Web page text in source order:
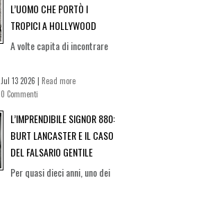
L’UOMO CHE PORTÒ I
TROPICI A HOLLYWOOD
A volte capita di incontrare
Jul 13 2026 | Read more
0 Commenti
L’IMPRENDIBILE SIGNOR 880:
BURT LANCASTER E IL CASO
DEL FALSARIO GENTILE
Per quasi dieci anni, uno dei